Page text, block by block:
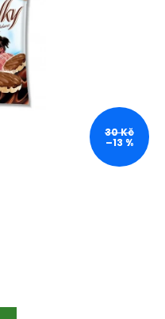
30 Kč
–13 %